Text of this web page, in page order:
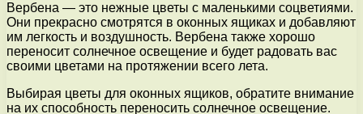
Вербена — это нежные цветы с маленькими соцветиями.
Они прекрасно смотрятся в оконных ящиках и добавляют
им легкость и воздушность. Вербена также хорошо
переносит солнечное освещение и будет радовать вас
своими цветами на протяжении всего лета.
Выбирая цветы для оконных ящиков, обратите внимание
на их способность переносить солнечное освещение.